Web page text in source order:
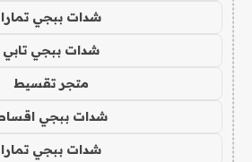
شدات ببجي تمارا
شدات ببجي تابي
متجر تقسيط
شدات ببجي
شدات ببجي تمارا